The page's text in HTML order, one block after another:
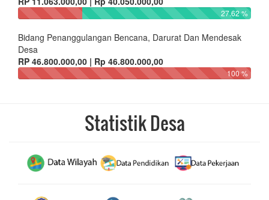
27.62 %
Bidang Penanggulangan Bencana, Darurat Dan Mendesak
Desa
RP 46.800.000,00 | Rp 46.800.000,00
100 %
Statistik Desa